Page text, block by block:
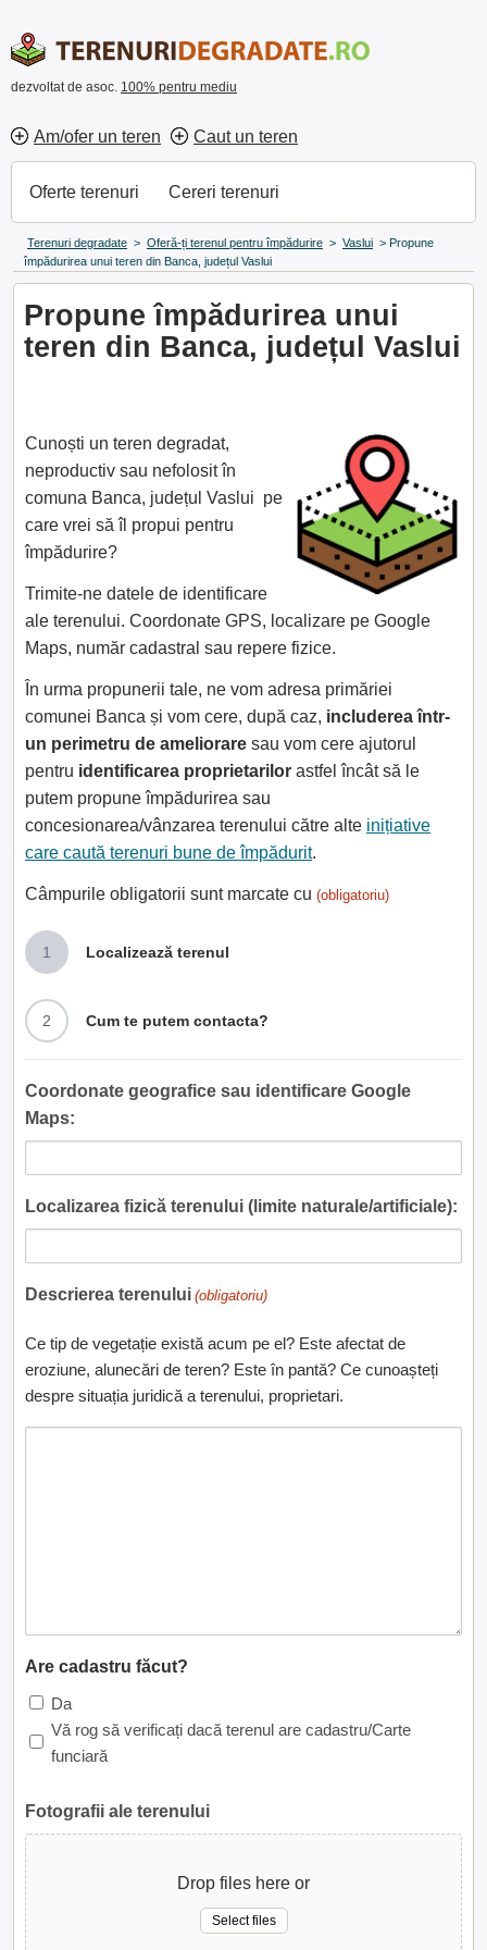
dezvoltat de asoc. 100% pentru mediu
Am/ofer un teren Caut un teren
Oferte terenuri Cereri terenuri
Terenuri degradate > Oferă-ți terenul pentru împădurire > Vaslui > Propune
împădurirea unui teren din Banca, județul Vaslui
Propune împădurirea unui
teren din Banca, județul Vaslui
Cunoști un teren degradat,
neproductiv sau nefolosit în
comuna Banca, județul Vaslui pe
care vrei să îl propui pentru
împădurire?
Trimite-ne datele de identificare
ale terenului. Coordonate GPS, localizare pe Google
Maps, număr cadastral sau repere fizice.
În urma propunerii tale, ne vom adresa primăriei
comunei Banca și vom cere, după caz, includerea într-
un perimetru de ameliorare sau vom cere ajutorul
pentru identificarea proprietarilor astfel încât să le
putem propune împădurirea sau
concesionarea/vânzarea terenului către alte inițiative
care caută terenuri bune de împădurit.
Câmpurile obligatorii sunt marcate cu (obligatoriu)
1 Localizează terenul
2 Cum te putem contacta?
Coordonate geografice sau identificare Google
Maps:
Localizarea fizică terenului (limite naturale/artificiale):
Descrierea terenului (obligatoriu)
Ce tip de vegetație există acum pe el? Este afectat de
eroziune, alunecări de teren? Este în pantă? Ce cunoașteți
despre situația juridică a terenului, proprietari.
Are cadastru făcut?
Da
Vă rog să verificați dacă terenul are cadastru/Carte
funciară
Fotografii ale terenului
Drop files here or
Select files